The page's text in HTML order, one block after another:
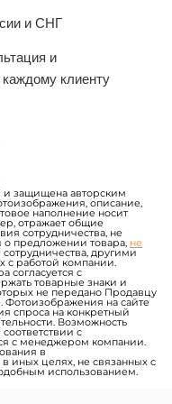
и СНГ
и
клиенту
и защищена авторским
описание,
наполнение носит
отражает общие
сотрудничества, не
предложении товара, не
другими
с работой компании.
согласуется с
товарные знаки и
не передано Продавцу
Фотоизображения на сайте
спроса на конкретный
Возможность
с
с менеджером компании.
в
иных целях, не связанных с
использованием.